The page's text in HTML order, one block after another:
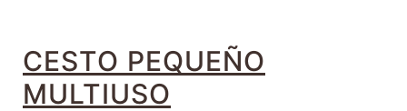
CESTO PEQUEÑO
MULTIUSO